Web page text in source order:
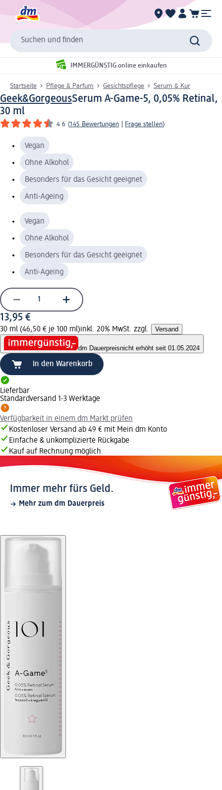
Suchen und finden
IMMERGÜNSTIG online einkaufen
Startseite Pflege & Parfum Gesichtspflege Serum & Kur
Geek&GorgeousSerum A-Game-5, 0,05% Retinal,
30 ml
4.6 (145 Bewertungen Frage stellen)
Vegan
Ohne Alkohol
Besonders für das Gesicht geeignet
Anti-Ageing
Vegan
Ohne Alkohol
Besonders für das Gesicht geeignet
Anti-Ageing
13,95 €
30 ml (46,50 € je 100 ml)inkl. 20% MwSt. zzgl. Versand
dm Dauerpreisnicht erhöht seit 01.05.2024
In den Warenkorb
Lieferbar
Standardversand 1-3 Werktage
Verfügbarkeit in einem dm Markt prüfen
Kostenloser Versand ab 49 € mit Mein dm Konto
Einfache & unkomplizierte Rückgabe
Kauf auf Rechnung möglich
Immer mehr fürs Geld.
Mehr zum dm Dauerpreis